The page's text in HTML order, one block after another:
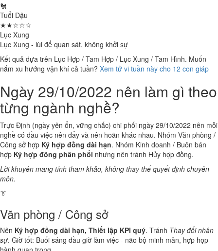
🐔
Tuổi Dậu
★★☆☆☆
Lục Xung
Lục Xung - lùi để quan sát, không khởi sự
Kết quả dựa trên Lục Hợp / Tam Hợp / Lục Xung / Tam Hình. Muốn
nắm xu hướng vận khí cả tuần? Xem tử vi tuần này cho 12 con giáp
Ngày 29/10/2022 nên làm gì theo
từng ngành nghề?
Trực Định (ngày yên ổn, vững chắc) chi phối ngày 29/10/2022 nên mỗi
nghề có đầu việc nên đẩy và nên hoãn khác nhau. Nhóm Văn phòng /
Công sở hợp Ký hợp đồng dài hạn. Nhóm Kinh doanh / Buôn bán
hợp Ký hợp đồng phân phối nhưng nên tránh Hủy hợp đồng.
Lời khuyên mang tính tham khảo, không thay thế quyết định chuyên
môn.
👔
Văn phòng / Công sở
Nên Ký hợp đồng dài hạn, Thiết lập KPI quý. Tránh Thay đổi nhân
sự. Giờ tốt: Buổi sáng đầu giờ làm việc - não bộ minh mẫn, hợp họp